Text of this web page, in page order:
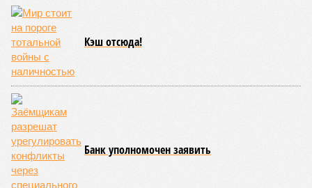
РассказСтивена Кинга
последствия очередного апокалипсиса, искусственно
вызванного группой биологов, называется «Конец всей
этой мерзости». В реальной жизни участия пытливых
исследователей в организации конца света может не
понадобиться: природа сама разберётся, как и где
уменьшить масштабы человеческой популяции.
(фото: en.wikipedia.org)
Да, наша любимая маленькая планета может быть
единственной, где в пределах Солнечной системы есть